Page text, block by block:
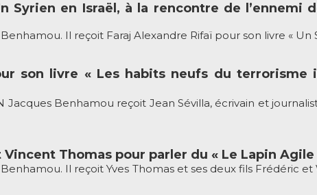
Syrien en Israël, à la rencontre de l’ennemi
Il reçoit Faraj Alexandre Rifaï pour son livre « Un
son livre « Les habits neufs du terrorisme
Jacques Benhamou reçoit Jean Sévilla, écrivain et
Thomas pour parler du « Le Lapin Agile
Il reçoit Yves Thomas et ses deux fils Frédéric